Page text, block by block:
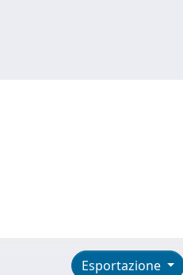
Esportazione